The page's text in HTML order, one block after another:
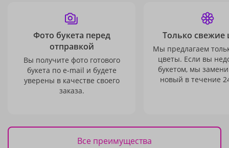
Фото букета перед
отправкой
Вы получите фото готового
букета по e-mail и будете
уверены в качестве своего
заказа.
Только свежие
Мы предлагаем
цветы. Если вы
букетом, мы
новый в течение
Все преимущества